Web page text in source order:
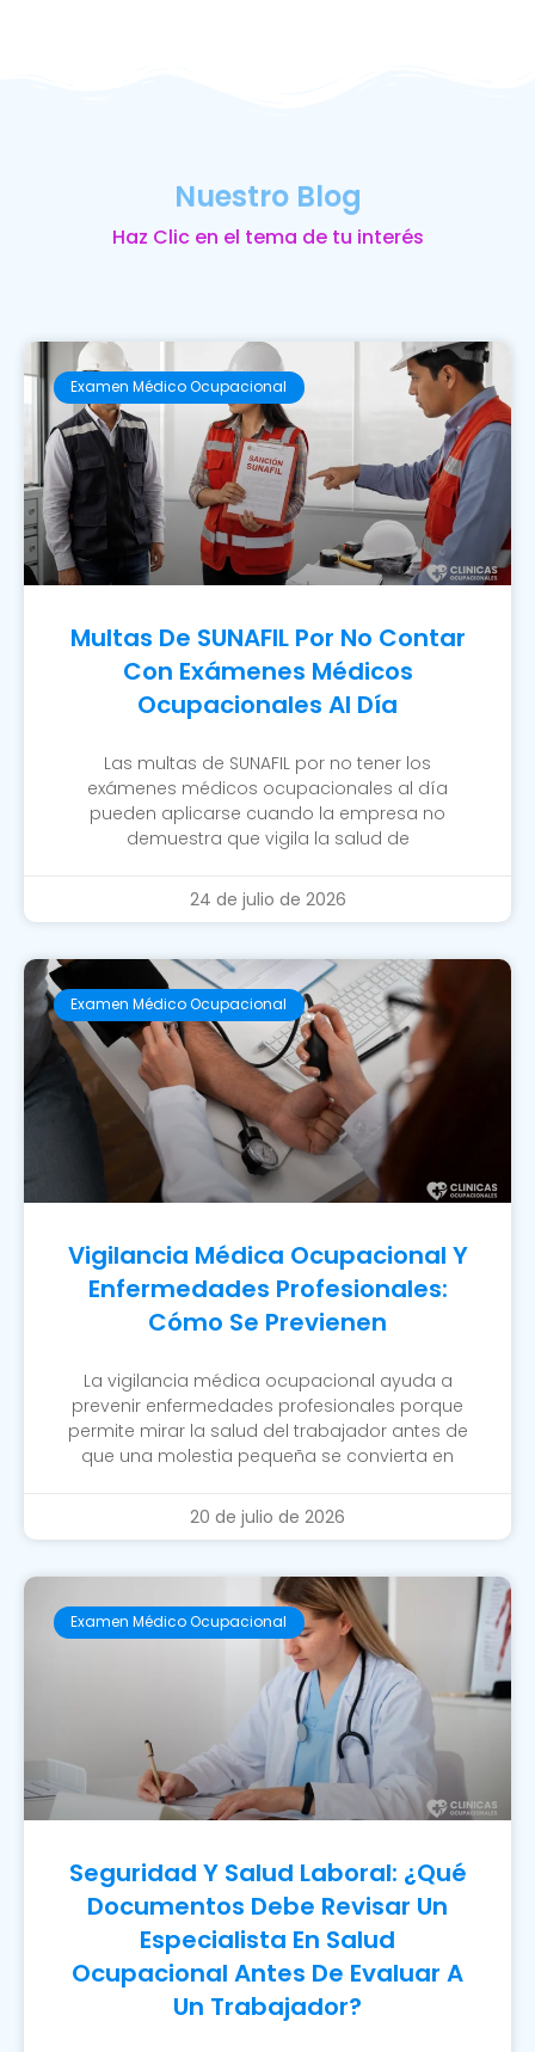
Nuestro Blog
Haz Clic en el tema de tu interés
Examen Médico Ocupacional
Multas De SUNAFIL Por No Contar
Con Exámenes Médicos
Ocupacionales Al Día
Las multas de SUNAFIL por no tener los
exámenes médicos ocupacionales al día
pueden aplicarse cuando la empresa no
demuestra que vigila la salud de
24 de julio de 2026
Examen Médico Ocupacional
Vigilancia Médica Ocupacional Y
Enfermedades Profesionales:
Cómo Se Previenen
La vigilancia médica ocupacional ayuda a
prevenir enfermedades profesionales porque
permite mirar la salud del trabajador antes de
que una molestia pequeña se convierta en
20 de julio de 2026
Examen Médico Ocupacional
Seguridad Y Salud Laboral: ¿Qué
Documentos Debe Revisar Un
Especialista En Salud
Ocupacional Antes De Evaluar A
Un Trabajador?